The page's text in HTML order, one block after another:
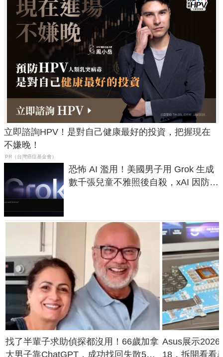
立即諮詢HPV！是對自己健康最好的投資，把握現在
不嫌晚！
PR（台灣癌症基金會）
恐怖 AI 濫用！美國男子用 Grok 生成
數千張兒童不雅照後自殺，xAI 因防護
找了半輩子求助偵探都沒用！66歲加拿
大男子靠ChatGPT，成功找回失散50
Asus展示2026
18，拆開看看